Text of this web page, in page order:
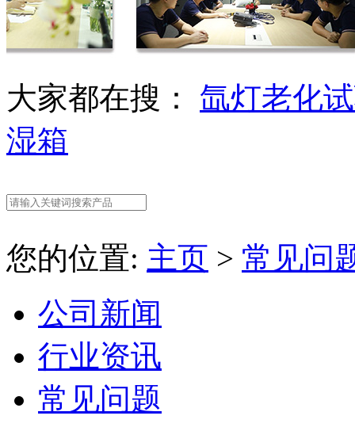
大家都在搜： 氙灯老化
湿箱
您的位置: 主页 > 常见问
公司新闻
行业资讯
常见问题